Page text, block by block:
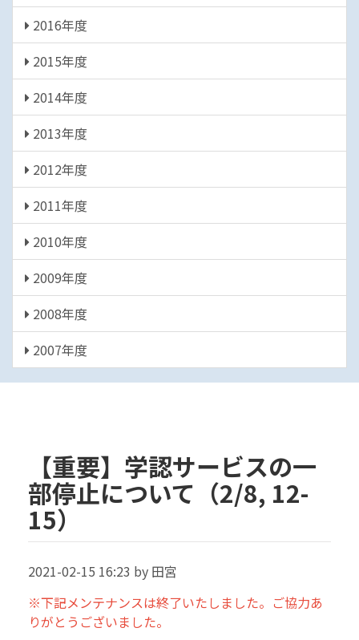
2016年度
2015年度
2014年度
2013年度
2012年度
2011年度
2010年度
2009年度
2008年度
2007年度
【重要】学認サービスの一
部停止について（2/8, 12-
15）
2021-02-15 16:23 by 田宮
※下記メンテナンスは終了いたしました。ご協力あ
りがとうございました。